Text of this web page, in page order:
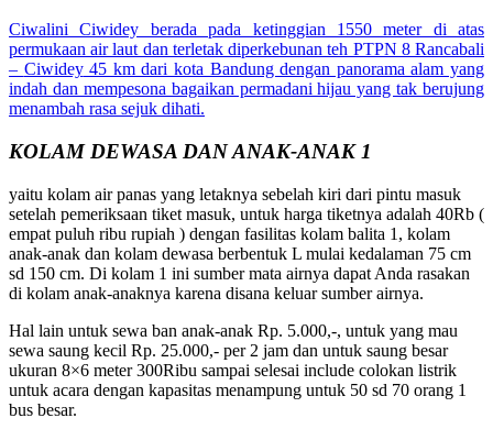
Ciwalini Ciwidey berada pada ketinggian 1550 meter di atas
permukaan air laut dan terletak diperkebunan teh PTPN 8 Rancabali
– Ciwidey45 km dari kota Bandung dengan panorama alam yang
indah dan mempesona bagaikan permadani hijau yang tak berujung
menambah rasa sejuk dihati.
KOLAM DEWASA DAN ANAK-ANAK 1
yaitu kolam air panas yang letaknya sebelah kiri dari pintu masuk
setelah pemeriksaan tiket masuk, untuk harga tiketnya adalah 40Rb (
empat puluh ribu rupiah ) dengan fasilitas kolam balita 1, kolam
anak-anak dan kolam dewasa berbentuk L mulai kedalaman 75 cm
sd 150 cm. Di kolam 1 ini sumber mata airnya dapat Anda rasakan
di kolam anak-anaknya karena disana keluar sumber airnya.
Hal lain untuk sewa ban anak-anak Rp. 5.000,-, untuk yang mau
sewa saung kecil Rp. 25.000,- per 2 jam dan untuk saung besar
ukuran 8×6 meter 300Ribu sampai selesai include colokan listrik
untuk acara dengan kapasitas menampung untuk 50 sd 70 orang 1
bus besar.